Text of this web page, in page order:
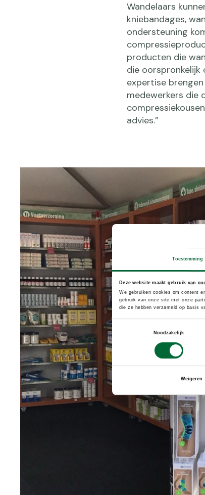
Toestemming
Deze website maakt gebruik van
We gebruiken cookies om content
gebruik van onze site met onze
die ze hebben verzameld op basis
Toestemmingsselectie
Noodzakelijk
Weigeren
Wandelaars
kniebandages,
ondersteuning
producten die
die oorspronkelijk
expertise
medewerkers die
advies.”